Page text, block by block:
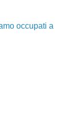
occupati a